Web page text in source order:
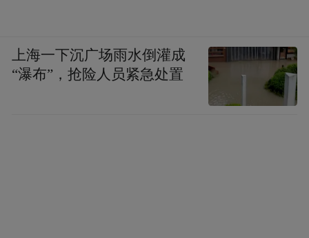
上海一下沉广场雨水倒灌成
“瀑布”，抢险人员紧急处置